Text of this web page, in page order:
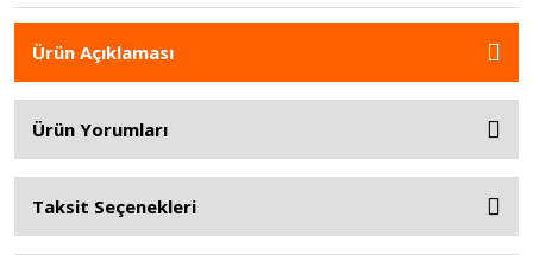
Ürün Açıklaması
Ürün Yorumları
Taksit Seçenekleri